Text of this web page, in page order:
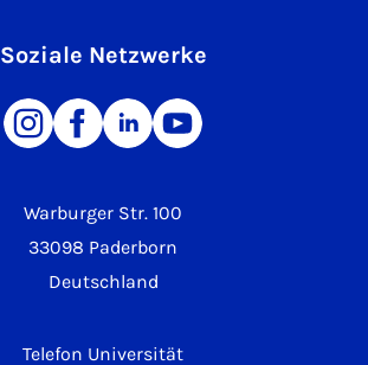
Warburger Str. 100
33098 Paderborn
Deutschland
Telefon Universität
Soziale Netzwerke